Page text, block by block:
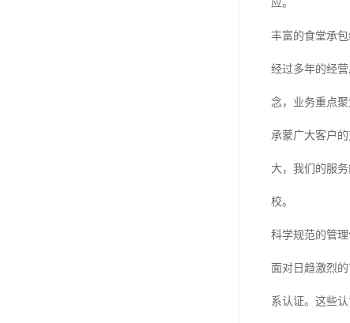
应。
丰富的食堂承
经过多年的经
念，业务重点
承蒙广大客户
大，我们的服
校。
科学规范的管理
面对日趋激烈
系认证。这些